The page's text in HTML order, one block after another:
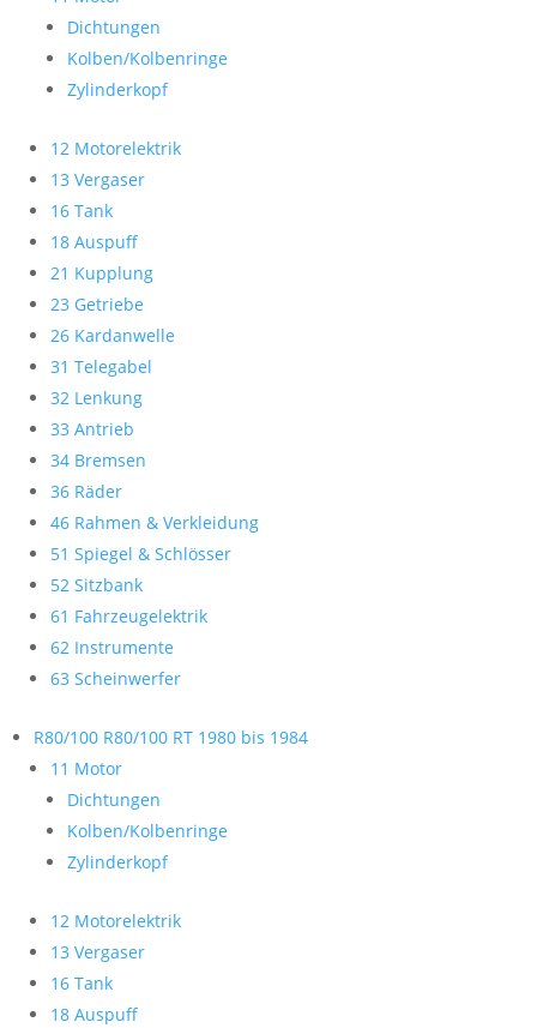
Dichtungen
Kolben/Kolbenringe
Zylinderkopf
12 Motorelektrik
13 Vergaser
16 Tank
18 Auspuff
21 Kupplung
23 Getriebe
26 Kardanwelle
31 Telegabel
32 Lenkung
33 Antrieb
34 Bremsen
36 Räder
46 Rahmen & Verkleidung
51 Spiegel & Schlösser
52 Sitzbank
61 Fahrzeugelektrik
62 Instrumente
63 Scheinwerfer
R80/100 R80/100 RT 1980 bis 1984
11 Motor
Dichtungen
Kolben/Kolbenringe
Zylinderkopf
12 Motorelektrik
13 Vergaser
16 Tank
18 Auspuff